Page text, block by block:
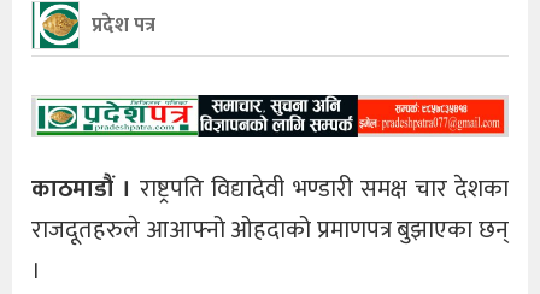
प्रदेश पत्र
काठमाडौं ।राष्ट्रपति विद्यादेवी भण्डारी समक्ष चार देशका
राजदूतहरुले आआफ्नो ओहदाको प्रमाणपत्र बुझाएका छन्
।